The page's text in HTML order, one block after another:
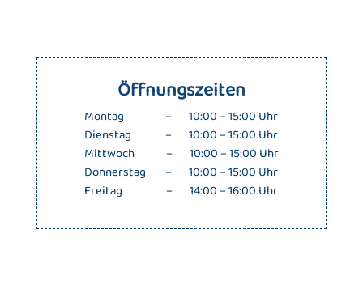
Öffnungszeiten
Montag – 10:00 – 15:00 Uhr
Dienstag – 10:00 – 15:00 Uhr
Mittwoch – 10:00 – 15:00 Uhr
Donnerstag – 10:00 – 15:00 Uhr
Freitag – 14:00 – 16:00 Uhr